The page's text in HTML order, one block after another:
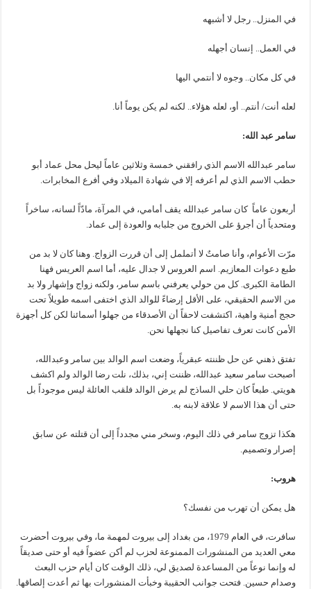
في المنزل.. رجل لا أشبهه
في العمل.. إنسان أجهله
في كل مكان.. وجوه لا أنتمي اليها
لعله أنت/ أنتم.. أو، لعله هؤلاء.. لكنه لم يكن يوماً أنا.
سامر عبد الله:
سامر عبدالله الاسم الذي رافقني خمسة وثلاثين عاماً ليحل محل عماد أبو
حطب الاسم الذي لم أعرفه إلا في شهادة الميلاد وفي أفرع المخابرات.
أربعون عاماً كان سامر عبدالله يقف أمامي، في المرآة، مادّاً لسانه، ساخراً
ومتحدياً أن أجرؤ على الخروج من جلبابه والعودة إلى عماد.
مرّت الأعوام، وأنا صامتٌ لا أتململ إلى أن قررت الزواج. وهنا كان لا بد من
طبع دعوات المعازيم. اسم العروس لا جدال عليه، أما اسم العريس فهنا
الطامة الكبرى. كل من حولي يعرفني باسم سامر، ولكنه زواج وإشهار ولا بد
من الاسم الحقيقي، على الأقل إرضاءً للوالد الذي اختفى اسمه طويلاً تحت
حجج أمنية واهية، اكتشفت لاحقاً أن الأصدقاء من جهلوا أسمائنا لكن كل أجهزة
الأمن كانت تعرف تفاصيل كنا نجهلها نحن.
تفتق ذهني عن حل ظننته عبقرياً، وضعت اسم الوالد بين سامر وعبدالله،
أصبحت سامر سعيد عبدالله، ظننت إني، بذلك، نلت رضا الوالد ولم اكشف
هويتي. طبعاً كان حلي الساذج لم يرض الوالد فلقب العائلة ليس موجوداً بل
حتى أن هذا الاسم لا علاقة لابنه به.
هكذا تزوج سامر في ذلك اليوم، وسخر مني مجدداً إلى أن قتلته عن سابق
إصرار وتصميم.
هروب:
هل يمكن أن تهرب من نفسك؟
سافرت، في العام 1979، من بغداد إلى بيروت لمهمة ما، وفي بيروت أحضرت
معي العديد من المنشورات الممنوعة لحزب لم أكن عضواً فيه أو حتى صديقاً
له وإنما نوعاً من المساعدة لصديق لي، ذلك الوقت كان أيام حزب البعث
وصدام حسين. فتحت جوانب الحقيبة وخبأت المنشورات بها ثم أعدت إلصاقها.